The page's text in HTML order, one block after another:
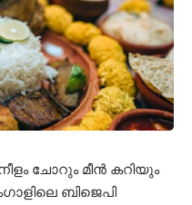
ചോറും മീൻ കറിയും
ബിജെപി